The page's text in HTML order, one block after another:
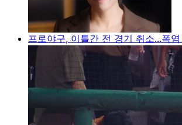
프로야구, 이틀간 전 경기 취소...폭